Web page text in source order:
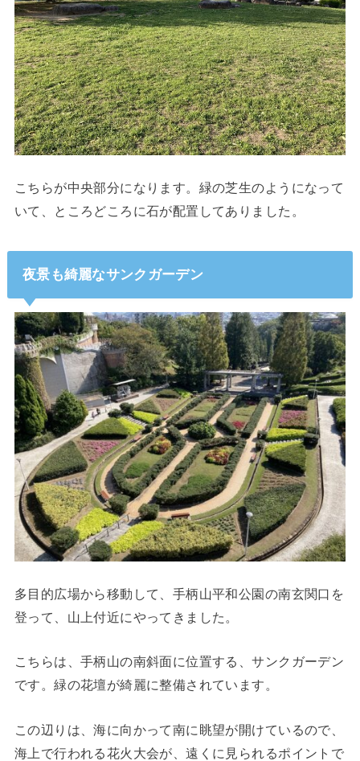
こちらが中央部分になります。緑の芝生のようになって
いて、ところどころに石が配置してありました。
夜景も綺麗なサンクガーデン
多目的広場から移動して、手柄山平和公園の南玄関口を
登って、山上付近にやってきました。
こちらは、手柄山の南斜面に位置する、サンクガーデン
です。緑の花壇が綺麗に整備されています。
この辺りは、海に向かって南に眺望が開けているので、
海上で行われる花火大会が、遠くに見られるポイントで